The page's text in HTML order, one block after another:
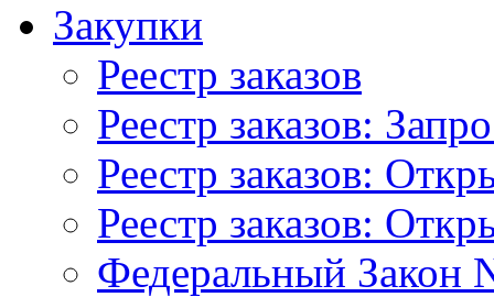
Закупки
Реестр заказов
Реестр заказов:
Реестр заказов:
Реестр заказов:
Федеральный Закон